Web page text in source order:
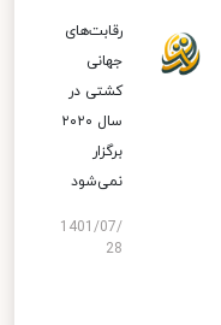
رقابت‌های
جهانی
کشتی در
سال ۲۰۲۰
برگزار
نمی‌شود
1401/07/
28